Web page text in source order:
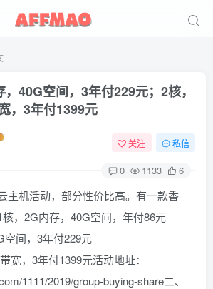
40G空间，3年付229元；2核，
，3年付1399元
关注 私信
0 1133 6
主机活动，部分性价比高。有一款香
，2G内存，40G空间，年付86元
空间，3年付229元
宽，3年付1399元活动地址：
1111/2019/group-buying-share二、